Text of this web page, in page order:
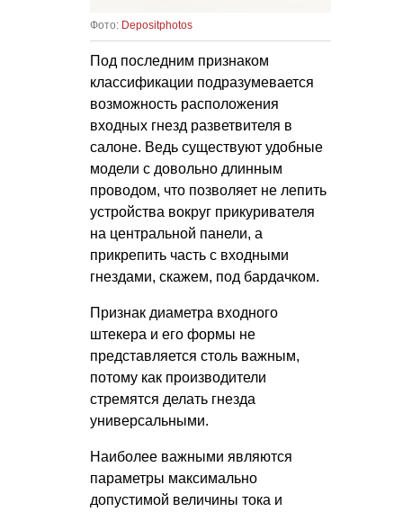
Фото: Depositphotos
Под последним признаком
классификации подразумевается
возможность расположения
входных гнезд разветвителя в
салоне. Ведь существуют удобные
модели с довольно длинным
проводом, что позволяет не лепить
устройства вокруг прикуривателя
на центральной панели, а
прикрепить часть с входными
гнездами, скажем, под бардачком.
Признак диаметра входного
штекера и его формы не
представляется столь важным,
потому как производители
стремятся делать гнезда
универсальными.
Наиболее важными являются
параметры максимально
допустимой величины тока и